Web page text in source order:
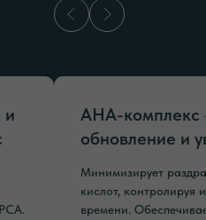
и
AHA-комплекс
обновление и
Минимизирует
кислот, контролируя
времени.